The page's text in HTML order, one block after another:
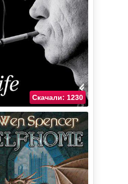
Скачали: 1230